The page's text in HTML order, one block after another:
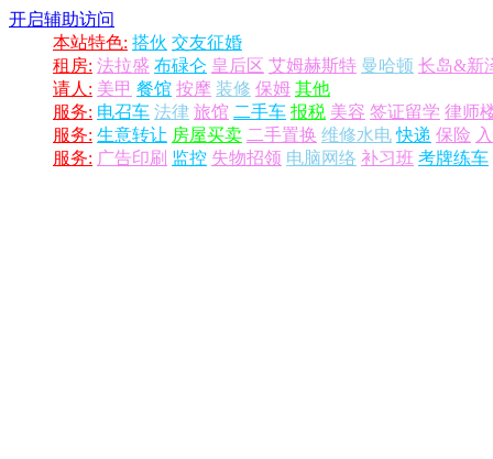
开启辅助访问
本站特色: 搭伙 交友征婚
租房: 法拉盛 布碌仑 皇后区 艾姆赫斯特 曼哈顿 长岛&新
请人: 美甲 餐馆 按摩 装修 保姆 其他
服务: 电召车 法律 旅馆 二手车 报税 美容 签证留学 律师
服务: 生意转让 房屋买卖 二手置换 维修水电 快递 保险
服务: 广告印刷 监控 失物招领 电脑网络 补习班 考牌练车